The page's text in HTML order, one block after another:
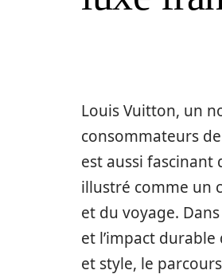
Louis Vuitton, un
consommateurs
est aussi fascinant
illustré comme un
et du voyage.
et l’impact
et style, le